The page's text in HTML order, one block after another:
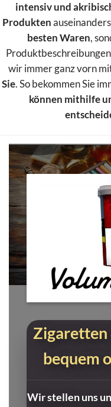
intensiv und
Produkten
besten Waren,
wir immer ganz vorn
Sie. So bekommen Sie
können mithilfe
Zigaretten
bequem
Wir stellen uns